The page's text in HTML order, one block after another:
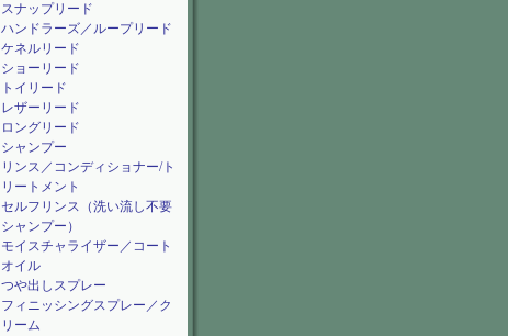
スナップリード
ハンドラーズ／ループリード
ケネルリード
ショーリード
トイリード
レザーリード
ロングリード
シャンプー
リンス／コンディショナー/ト
リートメント
セルフリンス（洗い流し不要
シャンプー）
モイスチャライザー／コート
オイル
つや出しスプレー
フィニッシングスプレー／ク
リーム